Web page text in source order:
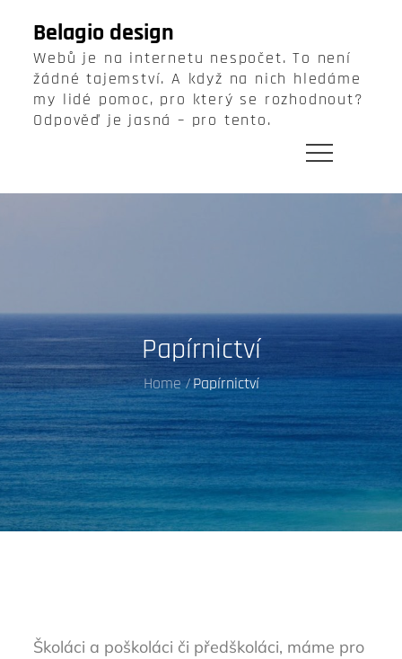
content
Belagio design
Webů je na internetu nespočet. To není
žádné tajemství. A když na nich hledáme
my lidé pomoc, pro který se rozhodnout?
Odpověď je jasná – pro tento.
Papírnictví
Home Papírnictví
Školáci a poškoláci či předškoláci, máme pro